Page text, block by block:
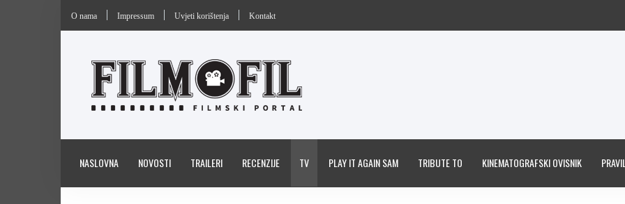
O nama Impressum Uvjeti korištenja Kontakt
NASLOVNA NOVOSTI TRAILERI RECENZIJE TV PLAY IT AGAIN SAM TRIBUTE TO KINEMATOGRAFSKI OVISNIK